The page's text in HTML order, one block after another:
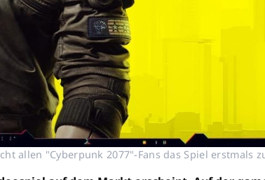
allen "Cyberpunk 2077"-Fans das Spiel erstmals